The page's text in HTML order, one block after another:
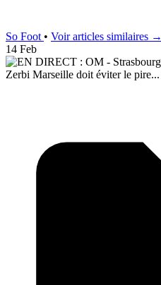
So Foot • Voir articles similaires →
14 Feb